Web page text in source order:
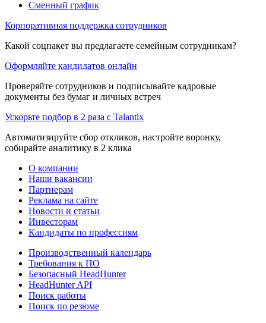
Сменный график
Корпоративная поддержка сотрудников
Какой соцпакет вы предлагаете семейным сотрудникам?
Оформляйте кандидатов онлайн
Проверяйте сотрудников и подписывайте кадровые
документы без бумаг и личных встреч
Ускорьте подбор в 2 раза с Talantix
Автоматизируйте сбор откликов, настройте воронку,
собирайте аналитику в 2 клика
О компании
Наши вакансии
Партнерам
Реклама на сайте
Новости и статьи
Инвесторам
Кандидаты по профессиям
Производственный календарь
Требования к ПО
Безопасный HeadHunter
HeadHunter API
Поиск работы
Поиск по резюме